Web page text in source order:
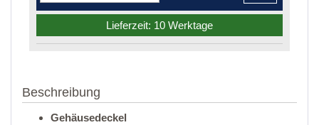
Lieferzeit: 10 Werktage
Beschreibung
Gehäusedeckel